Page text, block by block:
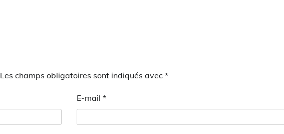
Les champs obligatoires sont indiqués avec *
E-mail *